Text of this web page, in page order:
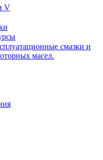
V
смазки и
масел.